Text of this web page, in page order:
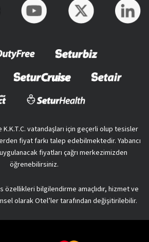
vatandaşları için geçerli olup tesisler
fiyat farkı talep edebilmektedir. Yabancı
fiyatları çağrı merkezimizden
öğrenebilirsiniz.
özellikleri bilgilendirme amaçlıdır, hizmet ve
olarak Otel’ler tarafından değişitirilebilir.